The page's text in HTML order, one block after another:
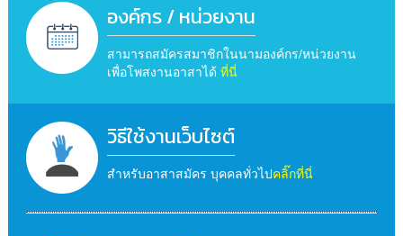
องค์กร / หน่วยงาน
สามารถสมัครสมาชิกในนามองค์กร/หน่วยงาน
เพื่อโพสงานอาสาได้ ที่นี่
วิธีใช้งานเว็บไซต์
สำหรับอาสาสมัคร บุคคลทั่วไปคลิ๊กที่นี่